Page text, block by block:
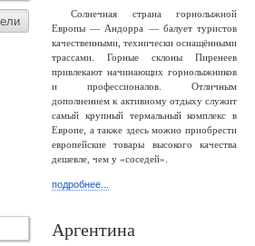
Солнечная страна горнолыжной
Европы — Андорра — балует туристов
качественными, технически оснащёнными
трассами. Горные склоны Пиренеев
привлекают начинающих горнолыжников
и профессионалов. Отличным
дополнением к активному отдыху служит
самый крупный термальный комплекс в
Европе, а также здесь можно приобрести
европейские товары высокого качества
дешевле, чем у «соседей».
подробнее...
Аргентина